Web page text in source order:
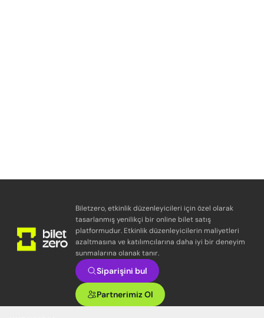
Biletzero, etkinlik düzenleyicileri için özel olarak
tasarlanmış yenilikçi bir online bilet satış
platformudur. Etkinlik düzenleyicilerin maliyetleri
azaltmasına ve katılımcılarına daha iyi bir deneyim
sunmalarına olanak tanır.
Siparişini bul
Partnerimiz Ol